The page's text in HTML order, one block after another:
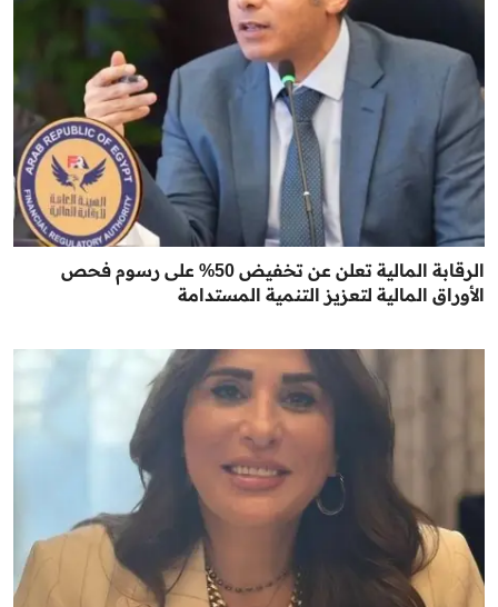
الرقابة المالية تعلن عن تخفيض 50% على رسوم فحص
الأوراق المالية لتعزيز التنمية المستدامة